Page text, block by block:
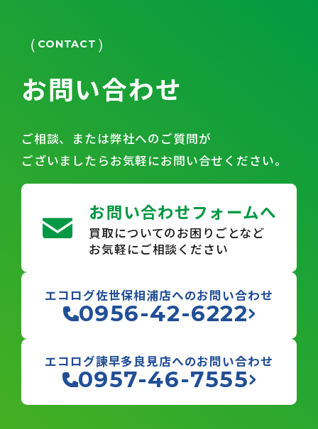
CONTACT
お問い合わせ
ご相談、または弊社へのご質問が
ございましたらお気軽にお問い合せください。
お問い合わせフォームへ
買取についてのお困りごとなど
お気軽にご相談ください
エコログ佐世保相浦店へのお問い合わせ
0956-42-6222
エコログ諫早多良見店へのお問い合わせ
0957-46-7555